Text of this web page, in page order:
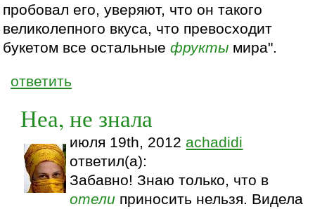
пробовал его, уверяют, что он такого
великолепного вкуса, что превосходит
букетом все остальныефрукты мира".
ответить
Неа, не знала
июля 19th, 2012 achadidi
ответил(а):
Забавно! Знаю только, что в
отели приносить нельзя. Видела